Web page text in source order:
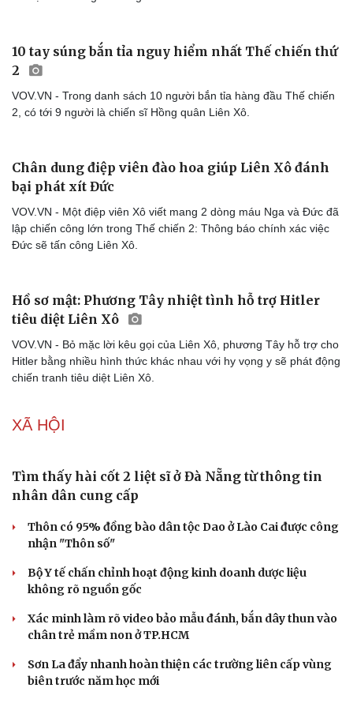
10 tay súng bắn tỉa nguy hiểm nhất Thế chiến thứ
2
VOV.VN - Trong danh sách 10 người bắn tỉa hàng đầu Thế chiến
2, có tới 9 người là chiến sĩ Hồng quân Liên Xô.
Chân dung điệp viên đào hoa giúp Liên Xô đánh
bại phát xít Đức
VOV.VN - Một điệp viên Xô viết mang 2 dòng máu Nga và Đức đã
lập chiến công lớn trong Thế chiến 2: Thông báo chính xác việc
Đức sẽ tấn công Liên Xô.
Hồ sơ mật: Phương Tây nhiệt tình hỗ trợ Hitler
tiêu diệt Liên Xô
VOV.VN - Bỏ mặc lời kêu gọi của Liên Xô, phương Tây hỗ trợ cho
Hitler bằng nhiều hình thức khác nhau với hy vọng y sẽ phát động
chiến tranh tiêu diệt Liên Xô.
XÃ HỘI
Tìm thấy hài cốt 2 liệt sĩ ở Đà Nẵng từ thông tin
nhân dân cung cấp
Thôn có 95% đồng bào dân tộc Dao ở Lào Cai được công
nhận "Thôn số"
Bộ Y tế chấn chỉnh hoạt động kinh doanh dược liệu
không rõ nguồn gốc
Xác minh làm rõ video bảo mẫu đánh, bắn dây thun vào
chân trẻ mầm non ở TP.HCM
Sơn La đẩy nhanh hoàn thiện các trường liên cấp vùng
biên trước năm học mới